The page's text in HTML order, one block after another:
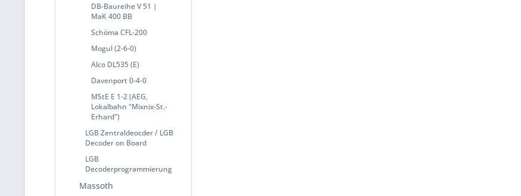
DB-Baureihe V 51 |
MaK 400 BB
Schöma CFL-200
Mogul (2-6-0)
Alco DL535 (E)
Davenport 0-4-0
MStE E 1-2 (AEG,
Lokalbahn "Mixnix-St.-
Erhard")
LGB Zentraldeocder / LGB
Decoder on Board
LGB
Decoderprogrammierung
Massoth